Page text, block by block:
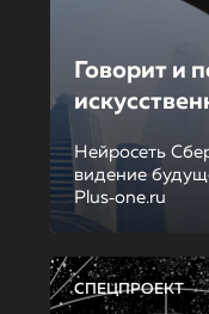
Говорит и
Нейросеть
видение
Plus‑one.ru
СПЕЦПРОЕКТ